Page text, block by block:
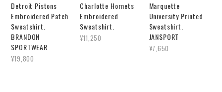
Detroit Pistons
Embroidered Patch
Sweatshirt.
BRANDON
SPORTWEAR
¥19,800
Charlotte Hornets
Embroidered
Sweatshirt.
¥11,250
Marquette
University Printed
Sweatshirt.
JANSPORT
¥7,650